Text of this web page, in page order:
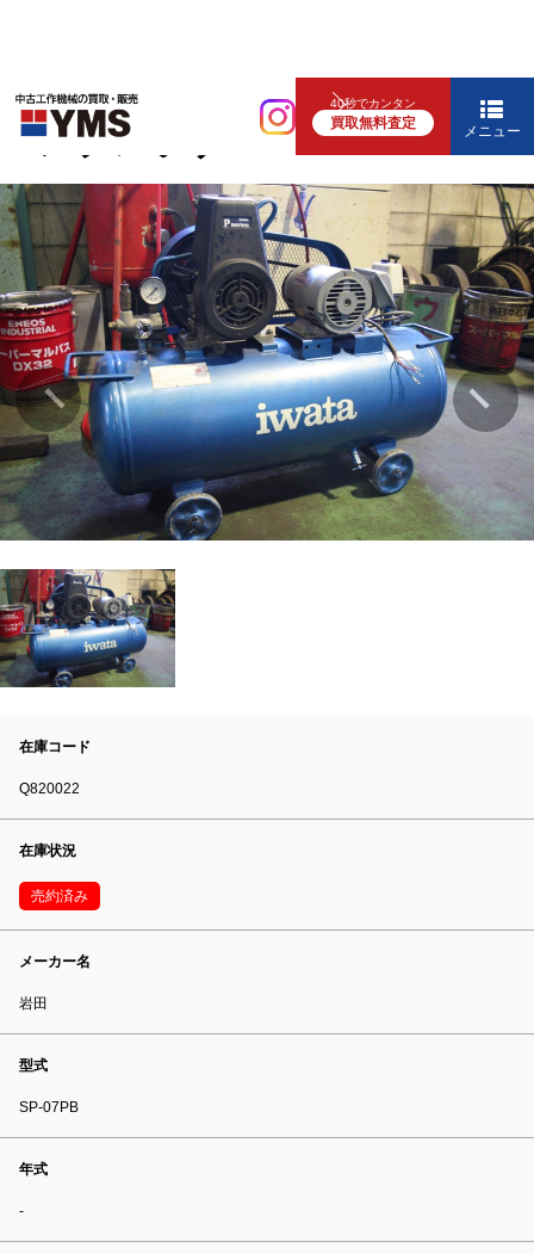
40秒でカンタン
買取無料査定 メニュー
コンプレッサー
コンプレッサー
在庫コード
Q820022
在庫状況
売約済み
メーカー名
岩田
型式
SP-07PB
年式
-